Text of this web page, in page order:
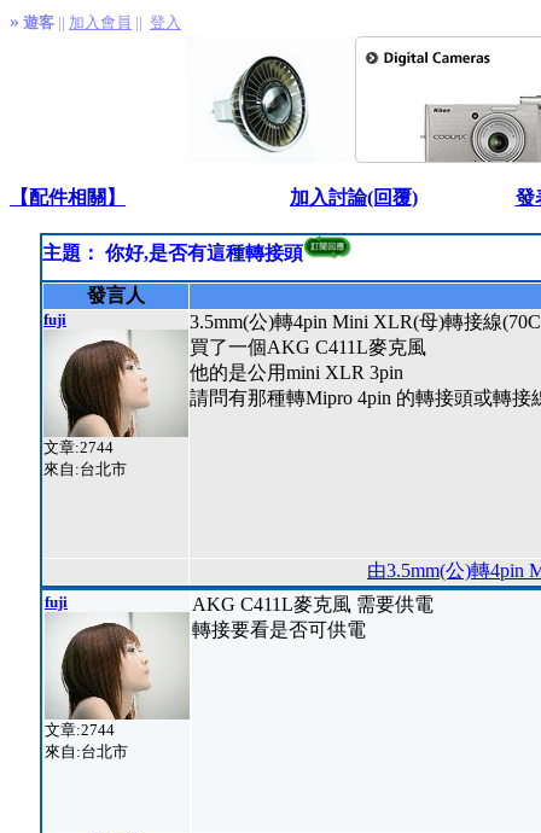
» 遊客 || 加入會員 || 登入
【配件相關】 加入討論(回覆) 發
主題： 你好,是否有這種轉接頭
發言人
fuji
文章:2744
來自:台北市
3.5mm(公)轉4pin Mini XLR(母)轉接線
買了一個AKG C411L麥克風
他的是公用mini XLR 3pin
請問有那種轉Mipro 4pin 的轉接頭或轉接
由3.5mm(公)轉4pin
fuji
文章:2744
來自:台北市
AKG C411L麥克風 需要供電
轉接要看是否可供電